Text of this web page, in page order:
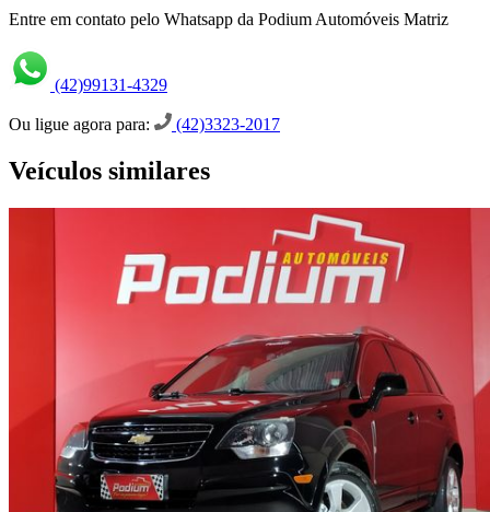
Entre em contato pelo Whatsapp da Podium Automóveis Matriz
(42)99131-4329
Ou ligue agora para: (42)3323-2017
Veículos similares